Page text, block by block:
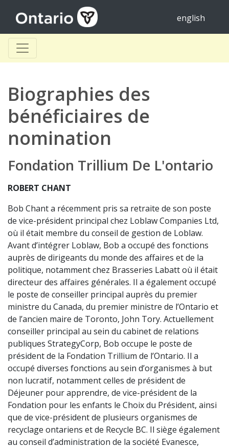
english
Biographies des
bénéficiaires de
nomination
Fondation Trillium De L'ontario
ROBERT CHANT
Bob Chant a récemment pris sa retraite de son poste
de vice-président principal chez Loblaw Companies Ltd,
où il était membre du conseil de gestion de Loblaw.
Avant d’intégrer Loblaw, Bob a occupé des fonctions
auprès de dirigeants du monde des affaires et de la
politique, notamment chez Brasseries Labatt où il était
directeur des affaires générales. Il a également occupé
le poste de conseiller principal auprès du premier
ministre du Canada, du premier ministre de l’Ontario et
de l’ancien maire de Toronto, John Tory. Actuellement
conseiller principal au sein du cabinet de relations
publiques StrategyCorp, Bob occupe le poste de
président de la Fondation Trillium de l’Ontario. Il a
occupé diverses fonctions au sein d’organismes à but
non lucratif, notamment celles de président de
Déjeuner pour apprendre, de vice-président de la
Fondation pour les enfants le Choix du Président, ainsi
que de vice-président de plusieurs organismes de
recyclage ontariens et de Recycle BC. Il siège également
au conseil d’administration de la société Evanesce,